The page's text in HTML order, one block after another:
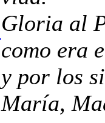
Gloria al
como era
y por los
María,